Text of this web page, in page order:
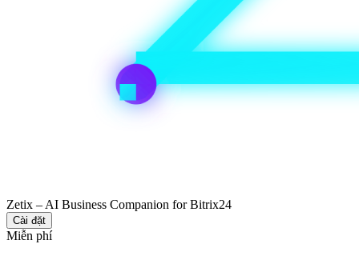
Zetix – AI Business Companion for Bitrix24
Cài đặt
Miễn phí